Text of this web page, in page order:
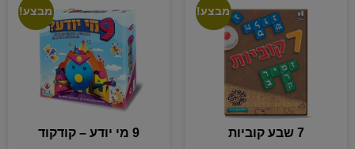
מבצע!
7 שבע קוביות
מבצע!
9 מי יודע – קודקוד